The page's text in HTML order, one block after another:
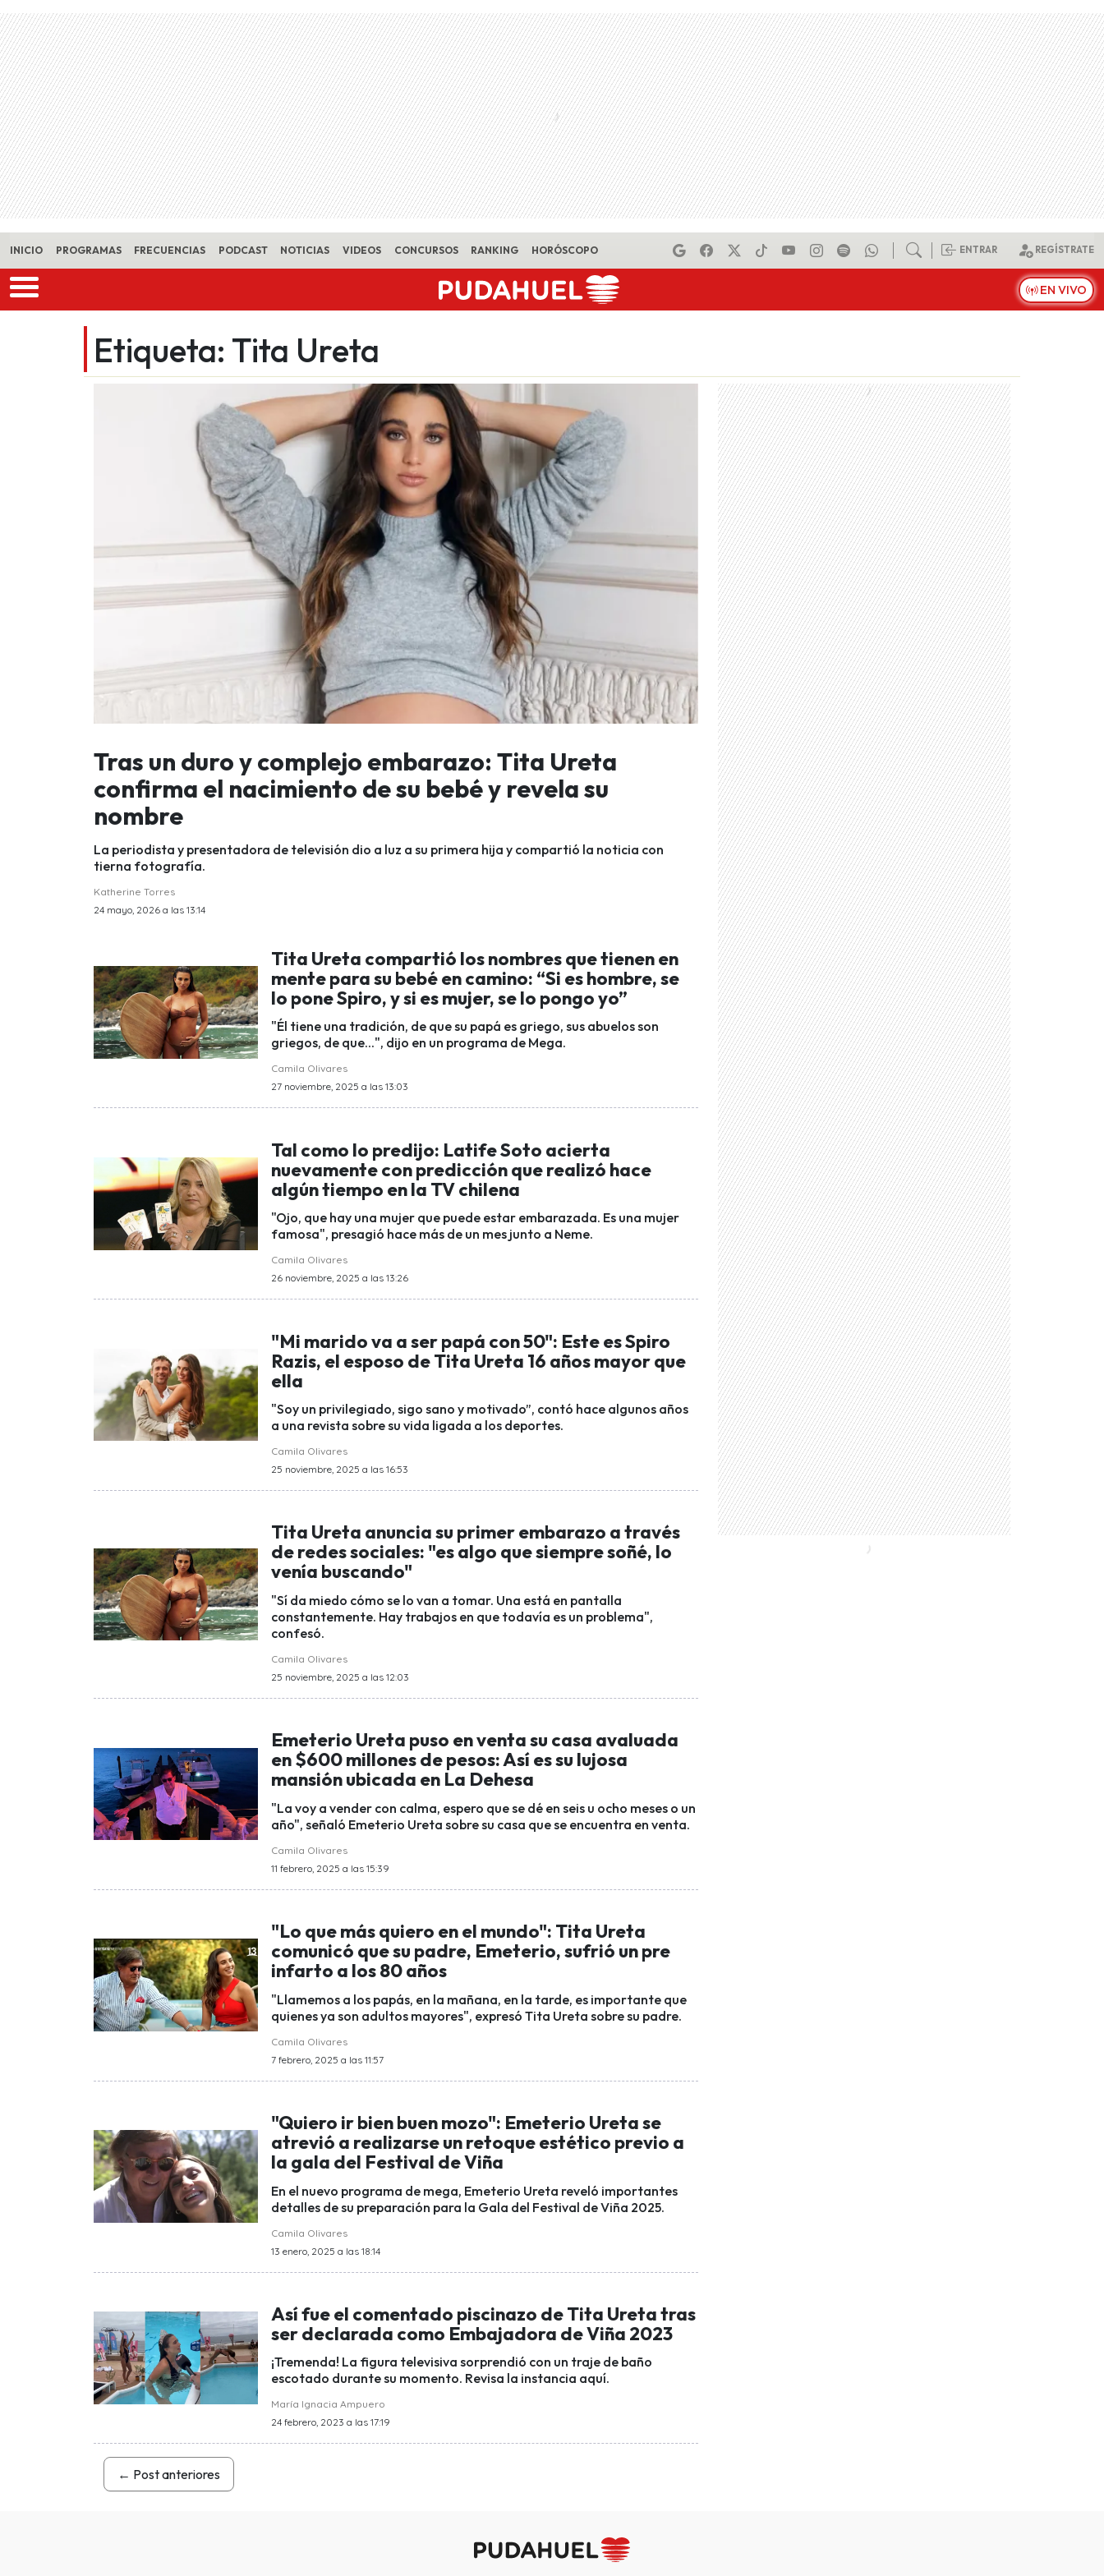
Skip to main content
INICIO PROGRAMAS FRECUENCIAS PODCAST NOTICIAS VIDEOS CONCURSOS RANKING HORÓSCOPO ENTRAR REGÍSTRATE
EN VIVO
Etiqueta: Tita Ureta
Tras un duro y complejo embarazo: Tita Ureta
confirma el nacimiento de su bebé y revela su
nombre
La periodista y presentadora de televisión dio a luz a su primera hija y compartió la noticia con
tierna fotografía.
Katherine Torres
24 mayo, 2026 a las 13:14
Tita Ureta compartió los nombres que tienen en
mente para su bebé en camino: “Si es hombre, se
lo pone Spiro, y si es mujer, se lo pongo yo”
"Él tiene una tradición, de que su papá es griego, sus abuelos son
griegos, de que...", dijo en un programa de Mega.
Camila Olivares
27 noviembre, 2025 a las 13:03
Tal como lo predijo: Latife Soto acierta
nuevamente con predicción que realizó hace
algún tiempo en la TV chilena
"Ojo, que hay una mujer que puede estar embarazada. Es una mujer
famosa", presagió hace más de un mes junto a Neme.
Camila Olivares
26 noviembre, 2025 a las 13:26
"Mi marido va a ser papá con 50": Este es Spiro
Razis, el esposo de Tita Ureta 16 años mayor que
ella
"Soy un privilegiado, sigo sano y motivado”, contó hace algunos años
a una revista sobre su vida ligada a los deportes.
Camila Olivares
25 noviembre, 2025 a las 16:53
Tita Ureta anuncia su primer embarazo a través
de redes sociales: "es algo que siempre soñé, lo
venía buscando"
"Sí da miedo cómo se lo van a tomar. Una está en pantalla
constantemente. Hay trabajos en que todavía es un problema",
confesó.
Camila Olivares
25 noviembre, 2025 a las 12:03
Emeterio Ureta puso en venta su casa avaluada
en $600 millones de pesos: Así es su lujosa
mansión ubicada en La Dehesa
"La voy a vender con calma, espero que se dé en seis u ocho meses o un
año", señaló Emeterio Ureta sobre su casa que se encuentra en venta.
Camila Olivares
11 febrero, 2025 a las 15:39
"Lo que más quiero en el mundo": Tita Ureta
comunicó que su padre, Emeterio, sufrió un pre
infarto a los 80 años
"Llamemos a los papás, en la mañana, en la tarde, es importante que
quienes ya son adultos mayores", expresó Tita Ureta sobre su padre.
Camila Olivares
7 febrero, 2025 a las 11:57
"Quiero ir bien buen mozo": Emeterio Ureta se
atrevió a realizarse un retoque estético previo a
la gala del Festival de Viña
En el nuevo programa de mega, Emeterio Ureta reveló importantes
detalles de su preparación para la Gala del Festival de Viña 2025.
Camila Olivares
13 enero, 2025 a las 18:14
Así fue el comentado piscinazo de Tita Ureta tras
ser declarada como Embajadora de Viña 2023
¡Tremenda! La figura televisiva sorprendió con un traje de baño
escotado durante su momento. Revisa la instancia aquí.
María Ignacia Ampuero
24 febrero, 2023 a las 17:19
← Post anteriores